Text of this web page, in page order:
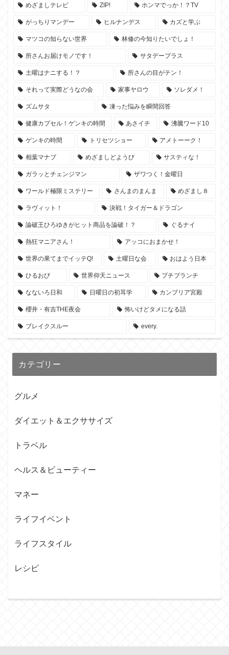
めざましテレビ ZIP! ホンマでっか！？TV
がっちりマンデー ヒルナンデス カズと学ぶ
マツコの知らない世界 林修の今知りたいでしょ！
所さんお届けモノです！ サタデープラス
土曜はナニする！？ 所さんの目がテン！
それって実際どうなの会 家事ヤロウ ソレダメ！
ズムサタ 凍った悩みを瞬間回答
健康カプセル！ゲンキの時間 あさイチ 沸騰ワード10
ゲンキの時間 トリセツショー アメトーーク！
相葉マナブ めざましどようび サスティな！
ガラッとチェンジマン ザワつく！金曜日
ワールド極限ミステリー さんまのまんま めざまし８
ラヴィット！ 決戦！タイガー＆ドラゴン
論破王ひろゆきがヒット商品を論破！？ ぐるナイ
熱狂マニアさん！ アッコにおまかせ！
世界の果てまでイッテQ! 土曜日な会 おはよう日本
ひるおび 世界仰天ニュース プチブランチ
なないろ日和 日曜日の初耳学 カンブリア宮殿
櫻井・有吉THE夜会 怖いけどタメになる話
ブレイクスルー every.
カテゴリー
グルメ
ダイエット＆エクササイズ
トラベル
ヘルス＆ビューティー
マネー
ライフイベント
ライフスタイル
レシピ